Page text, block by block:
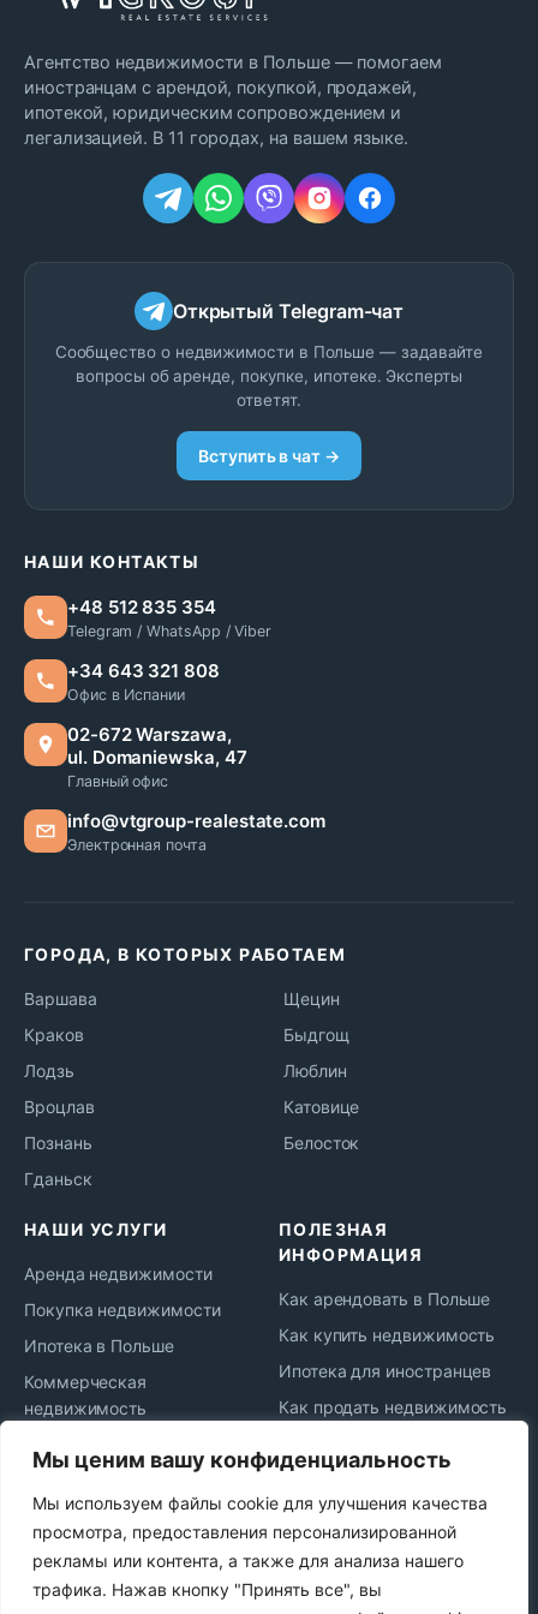
Мы ценим вашу конфиденциальность
Мы используем файлы cookie для улучшения качества
просмотра, предоставления персонализированной
рекламы или контента, а также для анализа нашего
трафика. Нажав кнопку "Принять все", вы
Агентство недвижимости в Польше — помогаем
иностранцам с арендой, покупкой, продажей,
ипотекой, юридическим сопровождением и
легализацией. В 11 городах, на вашем языке.
Открытый Telegram-чат
Сообщество о недвижимости в Польше — задавайте
вопросы об аренде, покупке, ипотеке. Эксперты
ответят.
Вступить в чат →
НАШИ КОНТАКТЫ
+48 512 835 354
Telegram / WhatsApp / Viber
+34 643 321 808
Офис в Испании
02-672 Warszawa,
ul. Domaniewska, 47
Главный офис
info@vtgroup-realestate.com
Электронная почта
ГОРОДА, В КОТОРЫХ РАБОТАЕМ
Варшава
Краков
Лодзь
Вроцлав
Познань
Гданьск
Щецин
Быдгощ
Люблин
Катовице
Белосток
НАШИ УСЛУГИ
Аренда недвижимости
Покупка недвижимости
Ипотека в Польше
Коммерческая
недвижимость
сопровождение
Сдача в аренду
Продажа недвижимости
Najem okazjonalny
ПОЛЕЗНАЯ
ИНФОРМАЦИЯ
Как арендовать в Польше
Как купить недвижимость
Ипотека для иностранцев
Как продать недвижимость
Новости рынка
Политика
конфиденциальности